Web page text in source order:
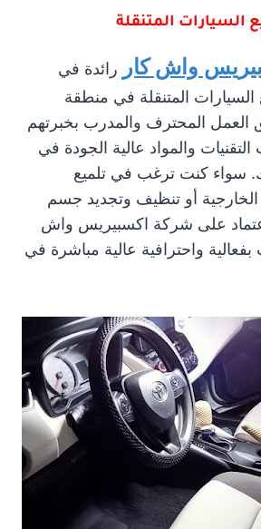
السيارات المتنقلة
واش كار
رائدة في
المتنقلة في منطقة
العمل المحترف والمدرب بخبرتهم
والمواد عالية الجودة في
سواء كنت ترغب في تلميع
الخارجية أو تنظيف وتجديد جسم
على شركة اكسبيريس واش
بفعالية واحترافية عالية مباشرة في